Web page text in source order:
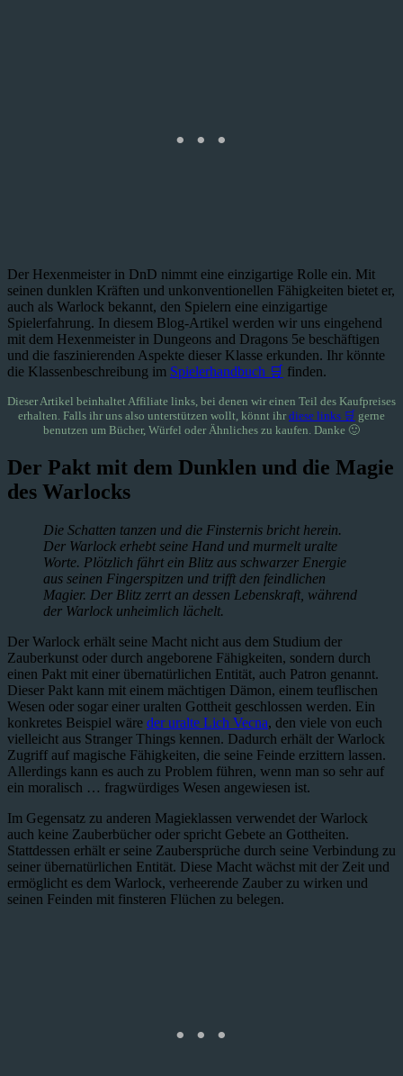
Der Hexenmeister in DnD nimmt eine einzigartige Rolle ein. Mit
seinen dunklen Kräften und unkonventionellen Fähigkeiten bietet er,
auch als Warlock bekannt, den Spielern eine einzigartige
Spielerfahrung. In diesem Blog-Artikel werden wir uns eingehend
mit dem Hexenmeister in Dungeons and Dragons 5e beschäftigen
und die faszinierenden Aspekte dieser Klasse erkunden. Ihr könnte
die Klassenbeschreibung im Spielerhandbuch 🛒 finden.
Dieser Artikel beinhaltet Affiliate links, bei denen wir einen Teil des Kaufpreises
erhalten. Falls ihr uns also unterstützen wollt, könnt ihrdiese links 🛒 gerne
benutzen um Bücher, Würfel oder Ähnliches zu kaufen. Danke 🙂
Der Pakt mit dem Dunklen und die Magie
des Warlocks
Die Schatten tanzen und die Finsternis bricht herein.
Der Warlock erhebt seine Hand und murmelt uralte
Worte. Plötzlich fährt ein Blitz aus schwarzer Energie
aus seinen Fingerspitzen und trifft den feindlichen
Magier. Der Blitz zerrt an dessen Lebenskraft, während
der Warlock unheimlich lächelt.
Der Warlock erhält seine Macht nicht aus dem Studium der
Zauberkunst oder durch angeborene Fähigkeiten, sondern durch
einen Pakt mit einer übernatürlichen Entität, auch Patron genannt.
Dieser Pakt kann mit einem mächtigen Dämon, einem teuflischen
Wesen oder sogar einer uralten Gottheit geschlossen werden. Ein
konkretes Beispiel wäre der uralte Lich Vecna, den viele von euch
vielleicht aus Stranger Things kennen. Dadurch erhält der Warlock
Zugriff auf magische Fähigkeiten, die seine Feinde erzittern lassen.
Allerdings kann es auch zu Problem führen, wenn man so sehr auf
ein moralisch … fragwürdiges Wesen angewiesen ist.
Im Gegensatz zu anderen Magieklassen verwendet der Warlock
auch keine Zauberbücher oder spricht Gebete an Gottheiten.
Stattdessen erhält er seine Zaubersprüche durch seine Verbindung zu
seiner übernatürlichen Entität. Diese Macht wächst mit der Zeit und
ermöglicht es dem Warlock, verheerende Zauber zu wirken und
seinen Feinden mit finsteren Flüchen zu belegen.